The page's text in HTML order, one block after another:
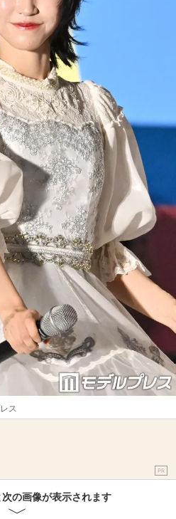
ス
PR
の画像が表示されます